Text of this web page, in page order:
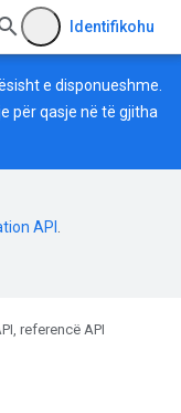
Identifikohu
e disponueshme.
për qasje në të gjitha
API
referencë API